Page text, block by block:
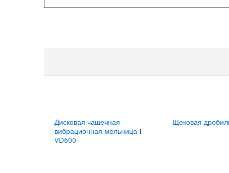
Дисковая чашечная
вибрационная мельница F-
VD600
Щековая